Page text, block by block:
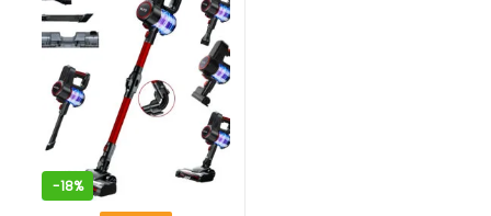
-18%